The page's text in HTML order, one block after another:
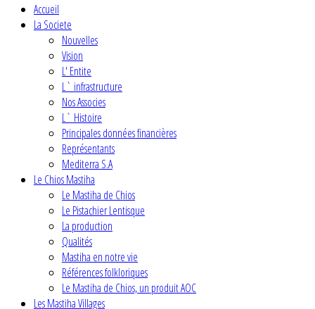
Accueil
La Societe
Nouvelles
Vision
L' Entite
L` infrastructure
Nos Associes
L` Histoire
Principales données financières
Représentants
Mediterra S.A
Le Chios Mastiha
Le Mastiha de Chios
Le Pistachier Lentisque
La production
Qualités
Mastiha en notre vie
Références folkloriques
Le Mastiha de Chios, un produit AOC
Les Mastiha Villages